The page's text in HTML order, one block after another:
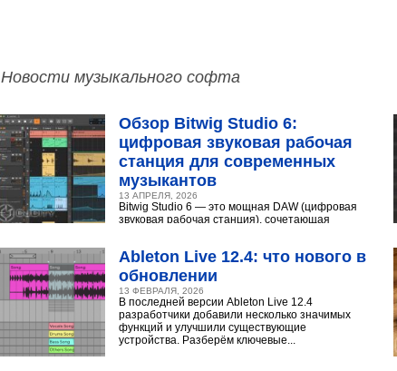
Новости музыкального софта
Обзор Bitwig Studio 6:
цифровая звуковая рабочая
станция для современных
музыкантов
13 АПРЕЛЯ, 2026
Bitwig Studio 6 — это мощная DAW (цифровая
звуковая рабочая станция), сочетающая
Ableton Live 12.4: что нового в
обновлении
13 ФЕВРАЛЯ, 2026
В последней версии Ableton Live 12.4
разработчики добавили несколько значимых
функций и улучшили существующие
устройства. Разберём ключевые...